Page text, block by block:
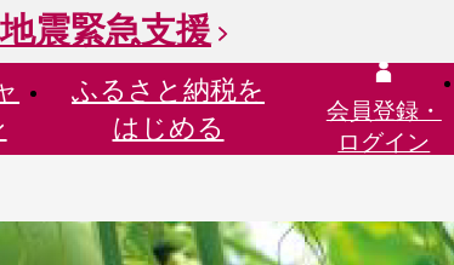
震緊急支援
ふるさと納税を
はじめる
会員登録・
ログイン